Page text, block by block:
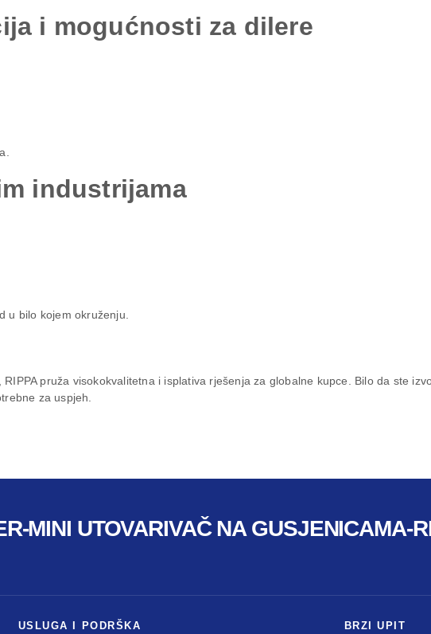
i mogućnosti za dilere
industrijama
u bilo kojem okruženju.
RIPPA pruža visokokvalitetna i isplativa rješenja za globalne kupce. Bilo da ste
za uspjeh.
MINI UTOVARIVAČ NA GUSJENICAMA-
USLUGA I PODRŠKA BRZI UPIT